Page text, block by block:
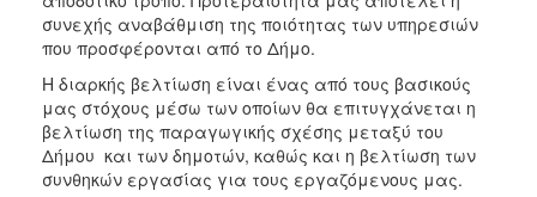
ΤΟΠΟΣ
ΠΟΛΙΤΙΣΜΟΣ
ΑΝΘΕΚΤΙΚΗ
ΠΟΛΗ
συνεχής αναβάθμιση της ποιότητας των υπηρεσιών
που προσφέρονται από το Δήμο.
Η διαρκής βελτίωση είναι ένας από τους βασικούς
μας στόχους μέσω των οποίων θα επιτυγχάνεται η
βελτίωση της παραγωγικής σχέσης μεταξύ του
Δήμου και των δημοτών, καθώς και η βελτίωση των
συνθηκών εργασίας για τους εργαζόμενους μας.